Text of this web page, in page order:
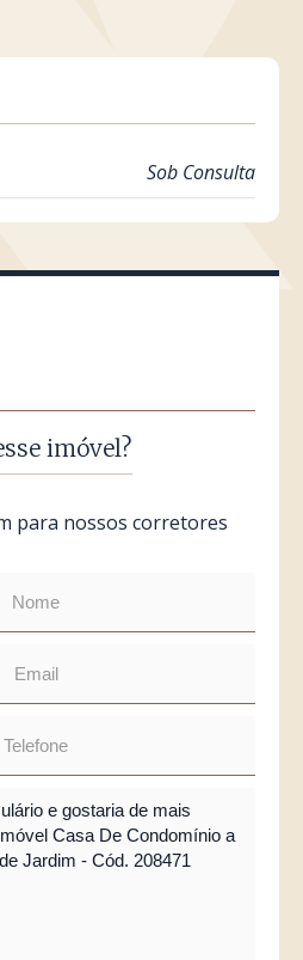
Sob Consulta
imóvel?
para nossos corretores